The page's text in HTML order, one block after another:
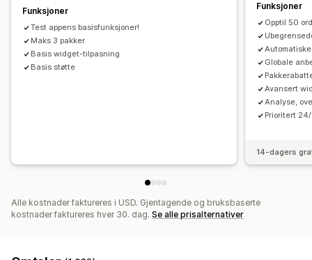
Analyse
A/B-testing Koverteringsrater
Funksjoner
Test appens basisfunksjoner!
Maks 3 pakker
Basis widget-tilpasning
Basis støtte
Funksjoner
Opptil 50
Globale
Avansert
Analyse,
Prioritert
14-dagers
Alle kostnader faktureres i USD. Gjentagende og bruksbaserte
kostnader faktureres hver 30. dag. Se alle prisalternativer